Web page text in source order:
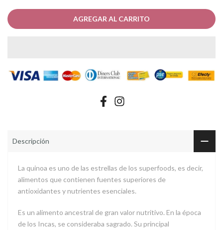
AGREGAR AL CARRITO
Descripción
La quinoa es uno de las estrellas de los superfoods, es decir,
alimentos que contienen fuentes superiores de
antioxidantes y nutrientes esenciales.
Es un alimento ancestral de gran valor nutritivo. En la época
de los Incas, se consideraba sagrado. Su principal